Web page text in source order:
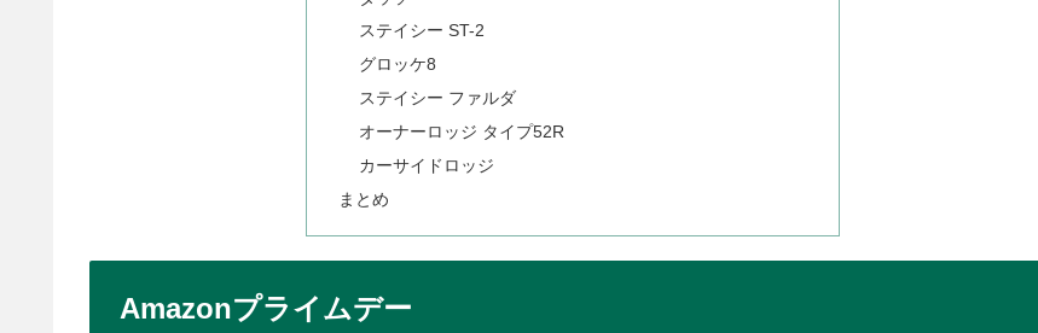
ステイシー ST-2
グロッケ8
ステイシー ファルダ
オーナーロッジ タイプ52R
カーサイドロッジ
まとめ
Amazonプライムデー